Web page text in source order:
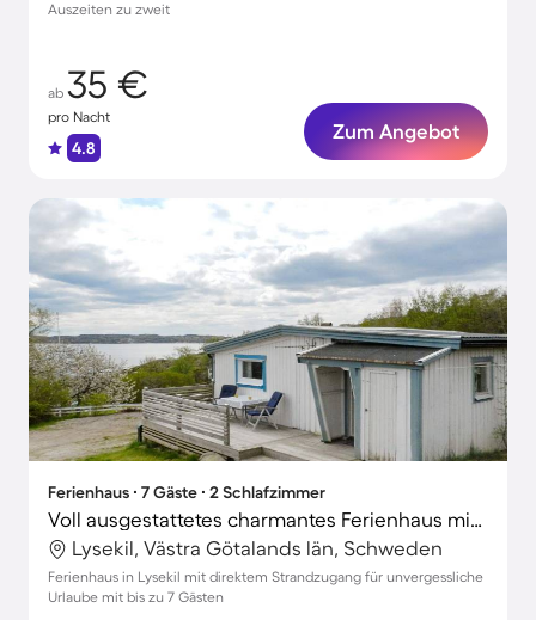
Auszeiten zu zweit
ab 35 €
pro Nacht
4.8
Zum Angebot
Ferienhaus ∙ 7 Gäste ∙ 2 Schlafzimmer
Voll ausgestattetes charmantes Ferienhaus mit Terrasse und Garten | Wasserblick
Lysekil, Västra Götalands län, Schweden
Ferienhaus in Lysekil mit direktem Strandzugang für unvergessliche
Urlaube mit bis zu 7 Gästen